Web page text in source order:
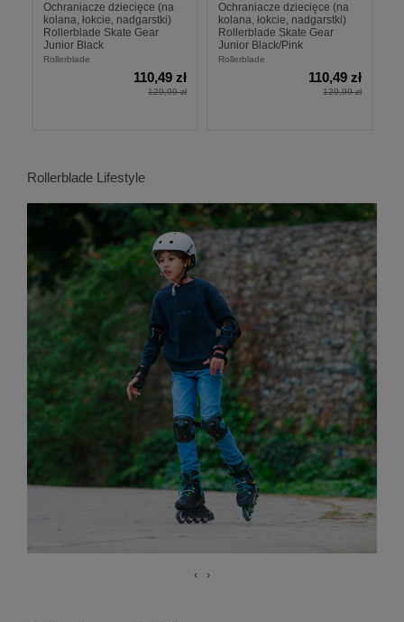
Ochraniacze dziecięce (na
kolana, łokcie, nadgarstki)
Rollerblade Skate Gear
Junior Black
Rollerblade
110,49 zł
129,99 zł
Ochraniacze dziecięce (na
kolana, łokcie, nadgarstki)
Rollerblade Skate Gear
Junior Black/Pink
Rollerblade
110,49 zł
129,99 zł
Rollerblade Lifestyle
‹ ›